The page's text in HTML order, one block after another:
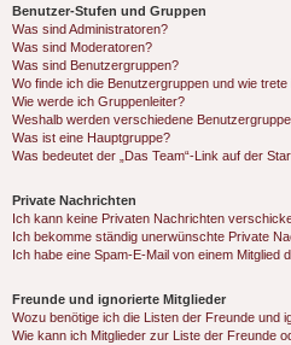
Benutzer-Stufen und Gruppen
Was sind Administratoren?
Was sind Moderatoren?
Was sind Benutzergruppen?
Wo finde ich die Benutzergruppen und wie trete
Wie werde ich Gruppenleiter?
Weshalb werden verschiedene
Was ist eine Hauptgruppe?
Was bedeutet der „Das Team“-Link auf der
Private Nachrichten
Ich kann keine Privaten Nachrichten
Ich bekomme ständig unerwünschte Private
Ich habe eine Spam-E-Mail von einem Mitglied
Freunde und ignorierte Mitglieder
Wozu benötige ich die Listen der Freunde und
Wie kann ich Mitglieder zur Liste der Freunde